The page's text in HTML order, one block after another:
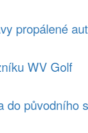
propálené
WV Golf
do původního